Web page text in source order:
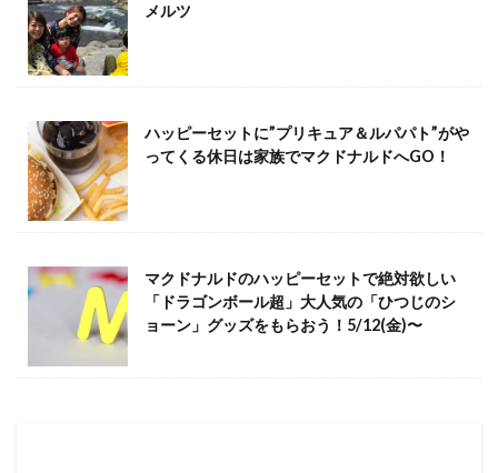
メルツ
ハッピーセットに”プリキュア＆ルパパト”がや
ってくる休日は家族でマクドナルドへGO！
マクドナルドのハッピーセットで絶対欲しい
「ドラゴンボール超」大人気の「ひつじのシ
ョーン」グッズをもらおう！5/12(金)〜